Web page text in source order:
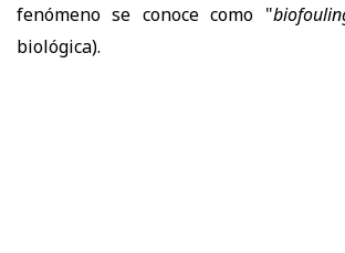
fenómeno se conoce como "
biológica).